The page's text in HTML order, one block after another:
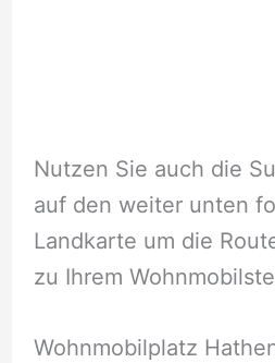
Nutzen Sie auch die
auf den weiter unten
Landkarte um die
zu Ihrem
Wohnmobilplatz